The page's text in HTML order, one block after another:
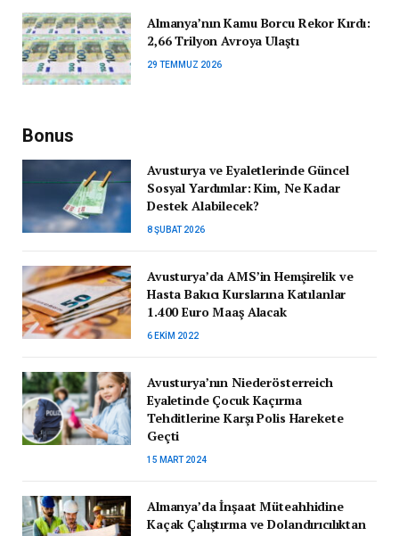
Almanya’nın Kamu Borcu Rekor Kırdı:
2,66 Trilyon Avroya Ulaştı
29 TEMMUZ 2026
Bonus
Avusturya ve Eyaletlerinde Güncel
Sosyal Yardımlar: Kim, Ne Kadar
Destek Alabilecek?
8 ŞUBAT 2026
Avusturya’da AMS’in Hemşirelik ve
Hasta Bakıcı Kurslarına Katılanlar
1.400 Euro Maaş Alacak
6 EKIM 2022
Avusturya’nın Niederösterreich
Eyaletinde Çocuk Kaçırma
Tehditlerine Karşı Polis Harekete
Geçti
15 MART 2024
Almanya’da İnşaat Müteahhidine
Kaçak Çalıştırma ve Dolandırıcılıktan